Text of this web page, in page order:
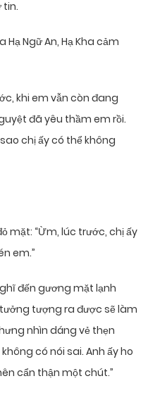
tin.
Ngữ An, Hạ Kha cảm
khi em vẫn còn đang
đã yêu thầm em rồi.
chị ấy có thể không
mặt: “Ừm, lúc trước, chị ấy
em.”
đến gương mặt lạnh
tượng ra được sẽ làm
nhìn dáng vẻ thẹn
có nói sai. Anh ấy ho
cẩn thận một chút.”